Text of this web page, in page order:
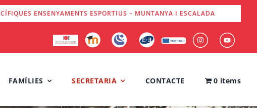
ENSENYAMENTS ESPORTIUS – MUNTANYA I ESCALADA
FAMÍLIES SECRETARIA CONTACTE 0 items